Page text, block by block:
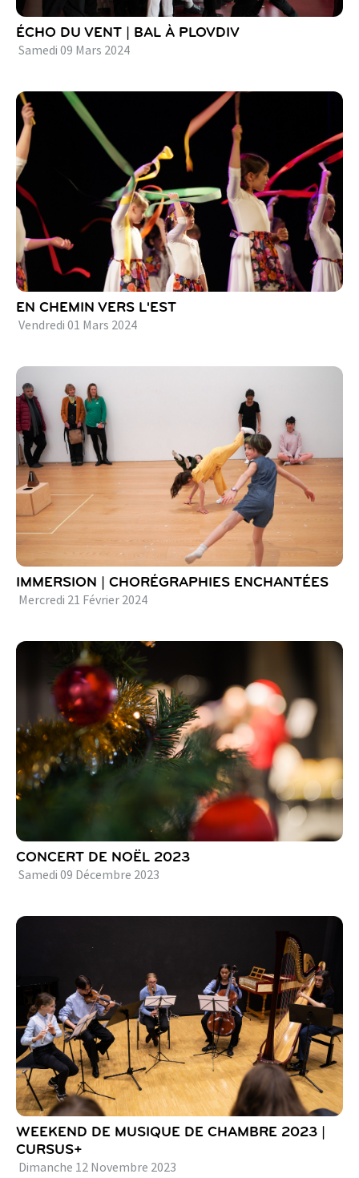
ÉCHO DU VENT | BAL À PLOVDIV
Samedi 09 Mars 2024
EN CHEMIN VERS L'EST
Vendredi 01 Mars 2024
IMMERSION | CHORÉGRAPHIES ENCHANTÉES
Mercredi 21 Février 2024
CONCERT DE NOËL 2023
Samedi 09 Décembre 2023
WEEKEND DE MUSIQUE DE CHAMBRE 2023 |
CURSUS+
Dimanche 12 Novembre 2023